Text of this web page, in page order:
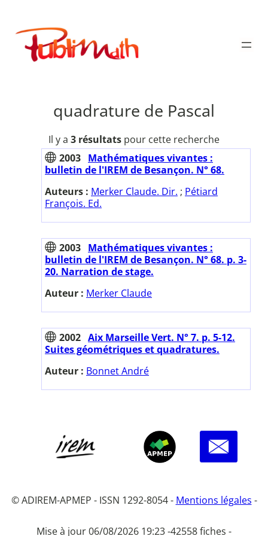
contenu
Publimath
quadrature de Pascal
Il y a 3 résultats pour cette recherche
2003 Mathématiques vivantes :
bulletin de l'IREM de Besançon. N° 68.
Auteurs : Merker Claude. Dir. ; Pétiard
François. Ed.
2003 Mathématiques vivantes :
bulletin de l'IREM de Besançon. N° 68. p. 3-
20. Narration de stage.
Auteur : Merker Claude
2002 Aix Marseille Vert. N° 7. p. 5-12.
Suites géométriques et quadratures.
Auteur : Bonnet André
© ADIREM-APMEP - ISSN 1292-8054 - Mentions légales -
Mise à jour 06/08/2026 19:23 -42558 fiches -